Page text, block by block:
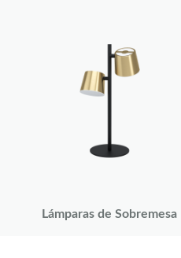
Lámparas de Sobremesa